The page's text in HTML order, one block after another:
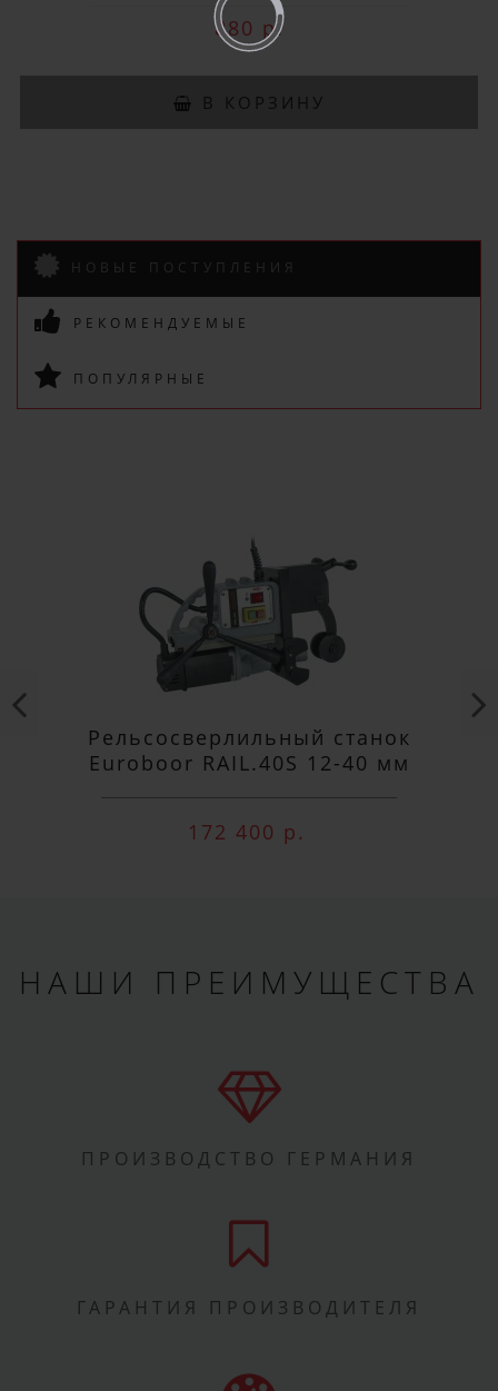
ПОДПИСАТЬСЯ
IBK.100
880 р.
В КОРЗИНУ
НОВЫЕ ПОСТУПЛЕНИЯ
РЕКОМЕНДУЕМЫЕ
ПОПУЛЯРНЫЕ
Рельсосверлильный станок
Euroboor RAIL.40S 12-40 мм
172 400 р.
НАШИ ПРЕИМУЩЕСТВА
ПРОИЗВОДСТВО ГЕРМАНИЯ
ГАРАНТИЯ ПРОИЗВОДИТЕЛЯ